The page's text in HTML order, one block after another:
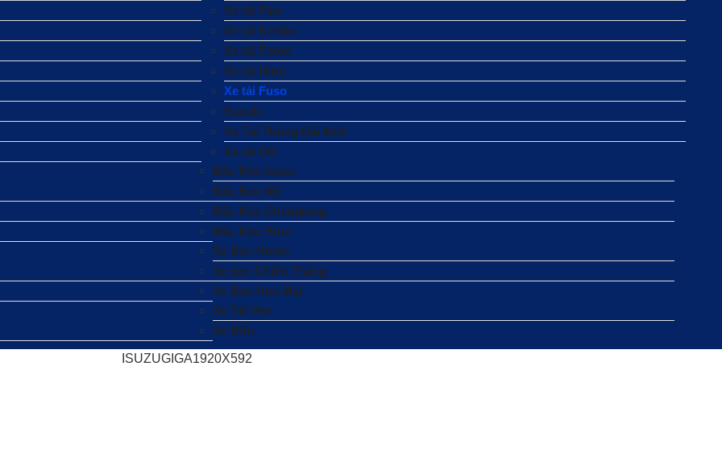
Xe tải Faw
Xe tải Kenbo
Xe tải Foton
Xe tải Hino
Xe tải Fuso
Suzuki
Xe Tải Thùng Dài 6m2
Xe tải UD
Đầu Kéo Isuzu
Đầu Kéo Mỹ
Đầu Kéo Chenglong
Đầu Kéo Hino
Xe Ben Howo
Xe ben Chiến Thắng
Xe Ben Hoa Mai
Xe Tải Van
Xe Bồn